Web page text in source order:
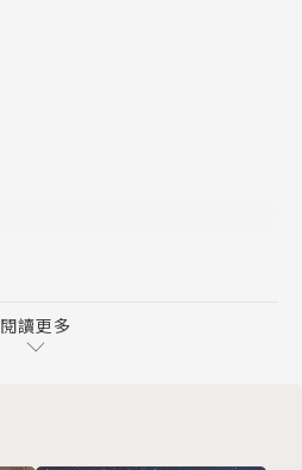
閱讀更多